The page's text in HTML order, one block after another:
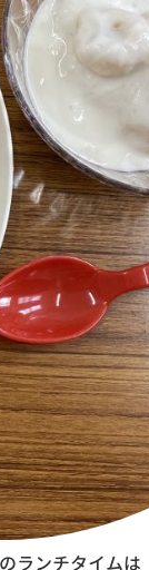
ランチタイムは